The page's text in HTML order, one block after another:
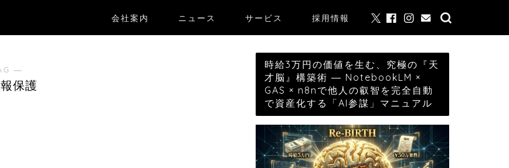
会社案内 ニュース サービス 採用情報
―
保護
時給3万円の価値を生む、究極の『天
才脳』構築術 ― NotebookLM ×
GAS × n8nで他人の叡智を完全自動
で資産化する「AI参謀」マニュアル